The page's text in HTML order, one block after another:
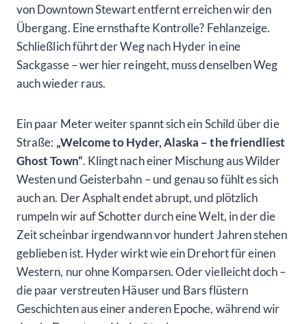
von Downtown Stewart entfernt erreichen wir den
Übergang. Eine ernsthafte Kontrolle? Fehlanzeige.
Schließlich führt der Weg nach Hyder in eine
Sackgasse – wer hier reingeht, muss denselben Weg
auch wieder raus.
Ein paar Meter weiter spannt sich ein Schild über die
Straße: „Welcome to Hyder, Alaska – the friendliest
Ghost Town“. Klingt nach einer Mischung aus Wilder
Westen und Geisterbahn – und genau so fühlt es sich
auch an. Der Asphalt endet abrupt, und plötzlich
rumpeln wir auf Schotter durch eine Welt, in der die
Zeit scheinbar irgendwann vor hundert Jahren stehen
geblieben ist. Hyder wirkt wie ein Drehort für einen
Western, nur ohne Komparsen. Oder vielleicht doch –
die paar verstreuten Häuser und Bars flüstern
Geschichten aus einer anderen Epoche, während wir